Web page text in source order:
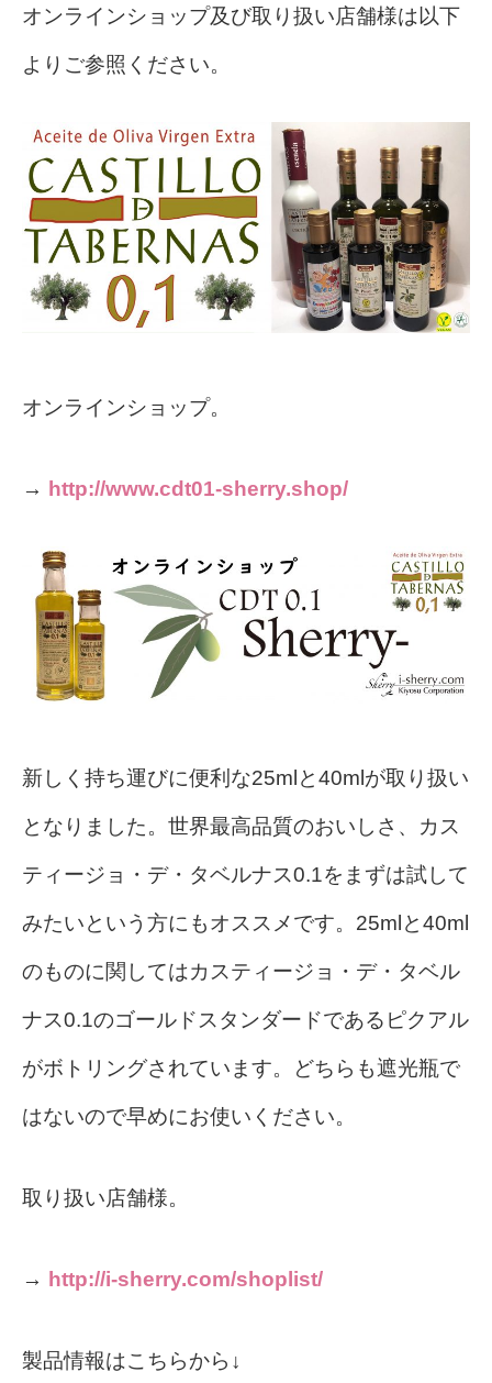
オンラインショップ及び取り扱い店舗様は以下
よりご参照ください。
オンラインショップ。
→ http://www.cdt01-sherry.shop/
新しく持ち運びに便利な25mlと40mlが取り扱い
となりました。世界最高品質のおいしさ、カス
ティージョ・デ・タベルナス0.1をまずは試して
みたいという方にもオススメです。25mlと40ml
のものに関してはカスティージョ・デ・タベル
ナス0.1のゴールドスタンダードであるピクアル
がボトリングされています。どちらも遮光瓶で
はないので早めにお使いください。
取り扱い店舗様。
→ http://i-sherry.com/shoplist/
製品情報はこちらから↓